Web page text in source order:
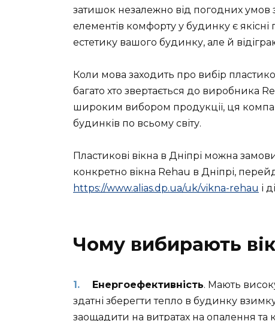
затишок незалежно від погодних
елементів комфорту у будинку є
естетику вашого будинку, але й
Коли мова заходить про вибір
багато хто звертається до виробника
широким вибором продукції, ця
будинків по всьому світу.
Пластикові вікна в Дніпрі можна
конкретно вікна Rehau в Дніпрі,
https://www.alias.dp.ua/uk/vikna-rehau і
Чому вибирають
Енергоефективність. Мають
здатні зберегти тепло в будинку
заощадити на витратах на опалення